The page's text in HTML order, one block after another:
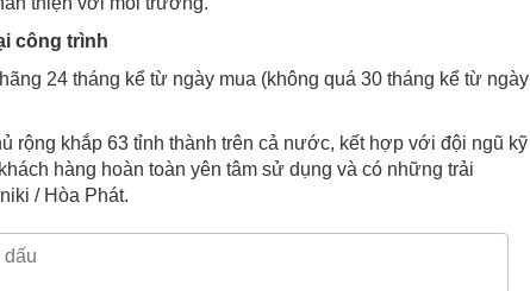
công trình
24 tháng kể từ ngày mua (không quá 30 tháng kể từ ngày
rộng khắp 63 tỉnh thành trên cả nước, kết hợp với đội ngũ kỹ
hàng hoàn toàn yên tâm sử dụng và có những trải
/ Hòa Phát.